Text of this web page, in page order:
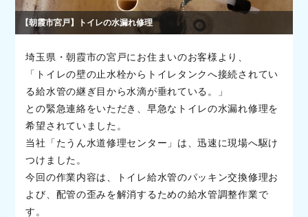
【朝霞市宮戸】トイレの水漏れ修理
埼玉県・朝霞市の宮戸にお住まいのお客様より、
「トイレの壁の止水栓からトイレタンクへ接続されてい
る給水管の継ぎ目から水滴が垂れている。」
との緊急連絡をいただき、早急なトイレの水漏れ修理を
希望されていました。
当社「たうん水道修理センター」は、迅速に現場へ駆け
つけました。
今回の作業内容は、トイレ給水管のパッキン交換修理お
よび、配管の歪みを解消するための給水管調整作業で
す。